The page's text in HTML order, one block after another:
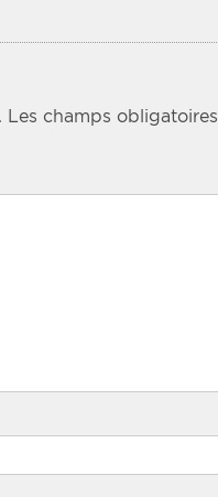
Les champs obligatoires